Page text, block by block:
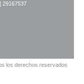
29167537
los derechos reservados